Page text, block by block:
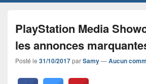
PlayStation Media
les annonces
Posté le 31/10/2017parSamy—Aucun